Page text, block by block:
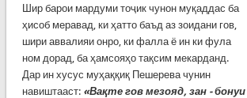
Шир барои мардуми тоҷик чунон муқаддас ба
ҳисоб меравад, ки ҳатто баъд аз зоидани гов,
шири аввалияи онро, ки фалла ё ин ки фула
ном дорад, ба ҳамсояҳо тақсим мекарданд.
Дар ин хусус муҳаққиқ Пешерева чунин
навиштааст: «Вақте гов мезояд, зан - бонуи